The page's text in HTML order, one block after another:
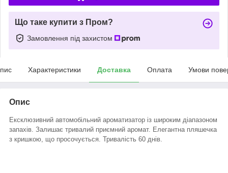
Що таке купити з Пром?
Замовлення під захистом
Характеристики Доставка Оплата Умови
Опис
Ексклюзивний автомобільний ароматизатор із широким діапазоном
запахів. Залишає тривалий приємний аромат. Елегантна пляшечка
з кришкою, що просочується. Тривалість 60 днів.